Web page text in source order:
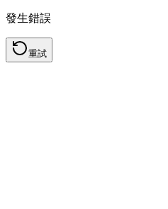
發生錯誤
重試